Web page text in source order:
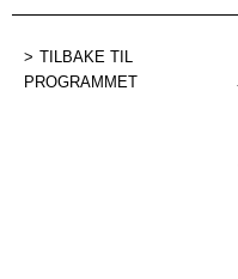
TILBAKE TIL
PROGRAMMET